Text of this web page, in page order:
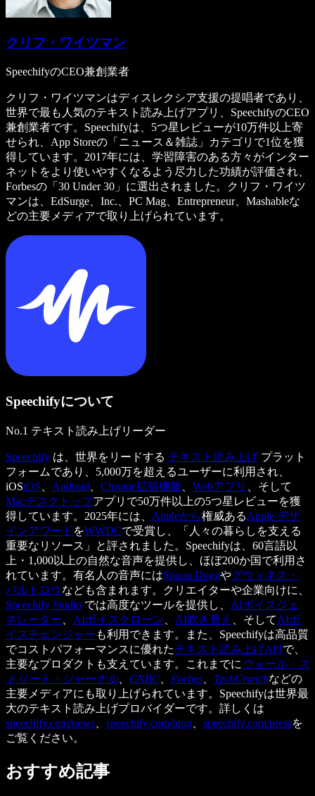
クリフ・ワイツマン
SpeechifyのCEO兼創業者
クリフ・ワイツマンはディスレクシア支援の提唱者であり、
世界で最も人気のテキスト読み上げアプリ、SpeechifyのCEO
兼創業者です。Speechifyは、5つ星レビューが10万件以上寄
せられ、App Storeの「ニュース＆雑誌」カテゴリで1位を獲
得しています。2017年には、学習障害のある方々がインター
ネットをより使いやすくなるよう尽力した功績が評価され、
Forbesの「30 Under 30」に選出されました。クリフ・ワイツ
マンは、EdSurge、Inc.、PC Mag、Entrepreneur、Mashableな
どの主要メディアで取り上げられています。
Speechifyについて
No.1 テキスト読み上げリーダー
Speechify は、世界をリードする テキスト読み上げ プラット
フォームであり、5,000万を超えるユーザーに利用され、
iOSiOS Android Chrome拡張機能 Webアプリ
、そして
Macデスクトップアプリで50万件以上の5つ星レビューを獲
得しています。2025年には、 Appleから権威あるApple デザ
インアワード をWWDCで受賞し、「人々の暮らしを支える
重要なリソース」と評されました。Speechifyは、60言語以
上・1,000以上の自然な音声を提供し、ほぼ200か国で利用さ
れています。有名人の音声にはSnoop Doggやグウィネス・
パルトロウなども含まれます。クリエイターや企業向けに、
Speechify Studio では高度なツールを提供し、 AIボイスジェ
ネレーター
AIボイスクローン AI吹き替え 、そしてAIボ
イスチェンジャー も利用できます。また、Speechifyは高品質
でコストパフォーマンスに優れたテキスト読み上げAPIで、
主要なプロダクトも支えています。これまでに ウォール・ス
トリート・ジャーナル、 CNBC Forbes TechCrunchなどの
主要メディアにも取り上げられています。Speechifyは世界最
大のテキスト読み上げプロバイダーです。詳しくは
speechify.com/news
speechify.com/blog speechify.com/pressを
ご覧ください。
おすすめ記事